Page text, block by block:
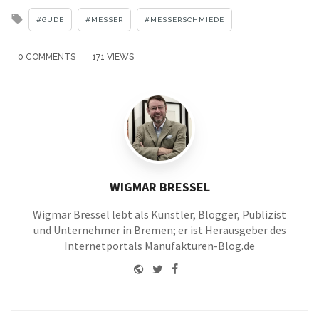
Tagged
GÜDE MESSER MESSERSCHMIEDE
0 COMMENTS 171 VIEWS
WIGMAR BRESSEL
Wigmar Bressel lebt als Künstler, Blogger, Publizist
und Unternehmer in Bremen; er ist Herausgeber des
Internetportals Manufakturen-Blog.de
WebsiteTwitterFacebook